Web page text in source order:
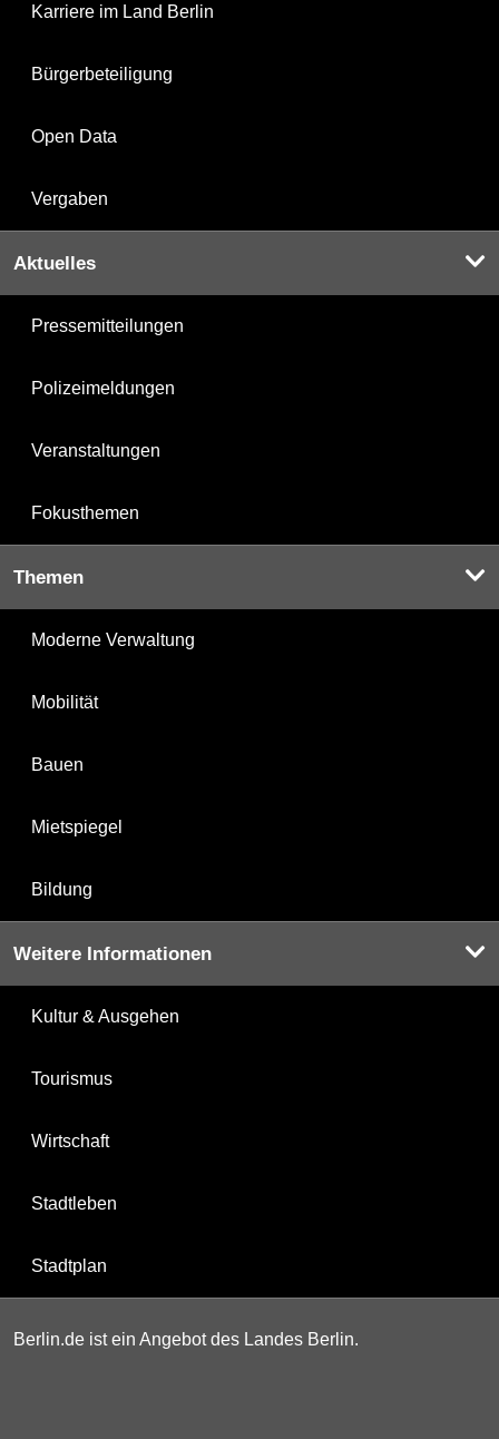
Karriere im Land Berlin
Bürgerbeteiligung
Open Data
Vergaben
Aktuelles
Pressemitteilungen
Polizeimeldungen
Veranstaltungen
Fokusthemen
Themen
Moderne Verwaltung
Mobilität
Bauen
Mietspiegel
Bildung
Weitere Informationen
Kultur & Ausgehen
Tourismus
Wirtschaft
Stadtleben
Stadtplan
Berlin.de ist ein Angebot des Landes Berlin.